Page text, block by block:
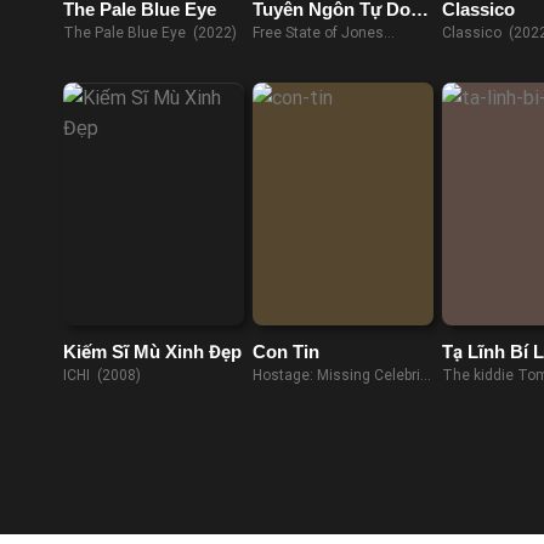
The Pale Blue Eye
The Pale Blue Eye (2022)
Tuyên Ngôn Tự Do
Của Jones
Free State of Jones
Classico
Classico
Kiếm Sĩ Mù Xinh Đẹp
ICHI (2008)
Con Tin
Hostage: Missing Celebrity
Tạ Lĩnh Bí
The kiddie